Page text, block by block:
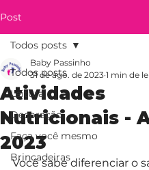
Post
Todos posts
Leitura
Decoração
Faça você mesmo
Brincadeiras
Todos posts
Atividades
Nutricionais -
2023
Baby Passinho
31 de ago. de 2023 1 min de
Você sabe diferenciar o